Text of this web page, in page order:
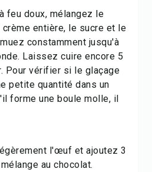
feu doux, mélangez le
entière, le sucre et le
constamment jusqu'à
Laissez cuire encore 5
Pour vérifier si le glaçage
petite quantité dans un
forme une boule molle, il
l'œuf et ajoutez 3
au chocolat.